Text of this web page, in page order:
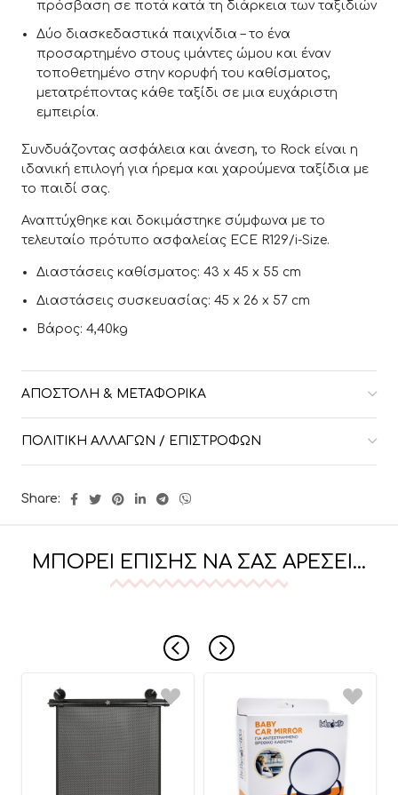
πρόσβαση σε ποτά κατά τη διάρκεια των ταξιδιών
Δύο διασκεδαστικά παιχνίδια – το ένα
προσαρτημένο στους ιμάντες ώμου και έναν
τοποθετημένο στην κορυφή του καθίσματος,
μετατρέποντας κάθε ταξίδι σε μια ευχάριστη
εμπειρία.
Συνδυάζοντας ασφάλεια και άνεση, το Rock είναι η
ιδανική επιλογή για ήρεμα και χαρούμενα ταξίδια με
το παιδί σας.
Αναπτύχθηκε και δοκιμάστηκε σύμφωνα με το
τελευταίο πρότυπο ασφαλείας ECE R129/i-Size.
Διαστάσεις καθίσματος: 43 x 45 x 55 cm
Διαστάσεις συσκευασίας: 45 x 26 x 57 cm
Βάρος: 4,40kg
ΑΠΟΣΤΟΛΉ & ΜΕΤΑΦΟΡΙΚΆ
ΠΟΛΙΤΙΚΉ ΑΛΛΑΓΏΝ / ΕΠΙΣΤΡΟΦΏΝ
Share:
ΜΠΟΡΕΊ ΕΠΊΣΗΣ ΝΑ ΣΑΣ ΑΡΈΣΕΙ…